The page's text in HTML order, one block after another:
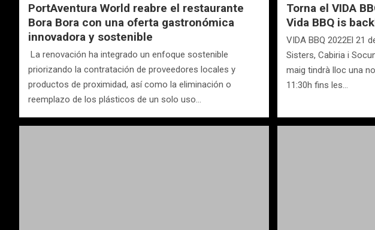
PortAventura World reabre el restaurante
Bora Bora con una oferta gastronómica
innovadora y sostenible
La renovación ha integrado un enfoque sostenible
priorizando la contratación de proveedores locales y
productos de proximidad, así como la eliminación o
reemplazo de los plásticos de un solo uso…
Torna el VIDA
Vida BBQ is
VIDA BBQ 2022El 21
Sisters, Cabiria i
maig tindrà lloc una
11:30h fins les…